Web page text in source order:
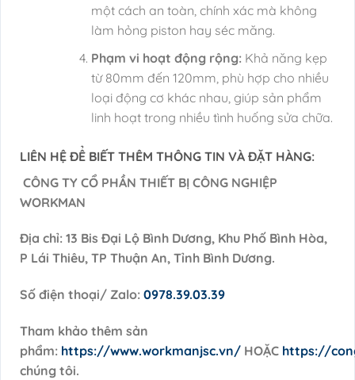
một cách an toàn, chính xác mà không
làm hỏng piston hay séc măng.
Phạm vi hoạt động rộng:Khả năng kẹp
từ 80mm đến 120mm, phù hợp cho nhiều
loại động cơ khác nhau, giúp sản phẩm
linh hoạt trong nhiều tình huống sửa chữa.
LIÊN HỆ ĐỂ BIẾT THÊM THÔNG TIN VÀ ĐẶT HÀNG:
CÔNG TY CỔ PHẦN THIẾT BỊ CÔNG NGHIỆP
WORKMAN
Địa chỉ: 13 Bis Đại Lộ Bình Dương, Khu Phố Bình Hòa,
P Lái Thiêu, TP Thuận An, Tỉnh Bình Dương.
Số điện thoại/ Zalo: 0978.39.03.39
Tham khảo thêm sản
phẩm: https://www.workmanjsc.vn/ HOẶC https://
chúng tôi.